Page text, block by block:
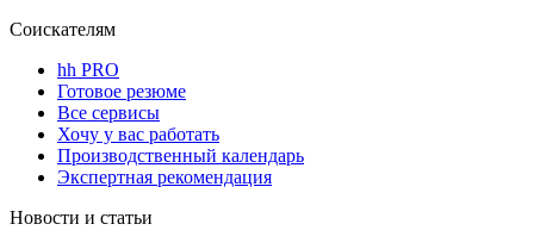
Соискателям
hh PRO
Готовое резюме
Все сервисы
Хочу у вас работать
Производственный календарь
Экспертная рекомендация
Новости и статьи